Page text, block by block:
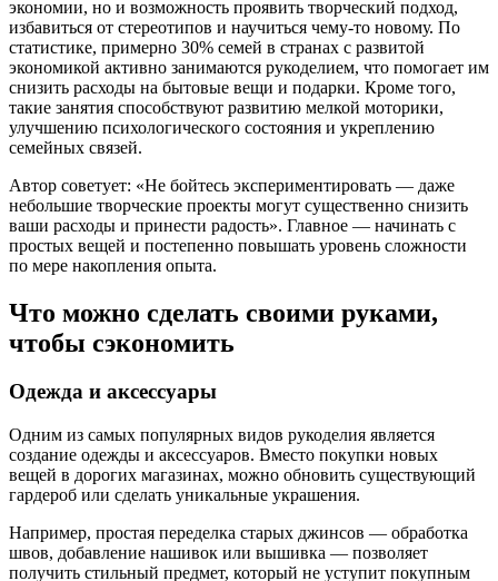
экономии, но и возможность проявить творческий подход,
избавиться от стереотипов и научиться чему-то новому. По
статистике, примерно 30% семей в странах с развитой
экономикой активно занимаются рукоделием, что помогает им
снизить расходы на бытовые вещи и подарки. Кроме того,
такие занятия способствуют развитию мелкой моторики,
улучшению психологического состояния и укреплению
семейных связей.
Автор советует: «Не бойтесь экспериментировать — даже
небольшие творческие проекты могут существенно снизить
ваши расходы и принести радость». Главное — начинать с
простых вещей и постепенно повышать уровень сложности
по мере накопления опыта.
Что можно сделать своими руками,
чтобы сэкономить
Одежда и аксессуары
Одним из самых популярных видов рукоделия является
создание одежды и аксессуаров. Вместо покупки новых
вещей в дорогих магазинах, можно обновить существующий
гардероб или сделать уникальные украшения.
Например, простая переделка старых джинсов — обработка
швов, добавление нашивок или вышивка — позволяет
получить стильный предмет, который не уступит покупным